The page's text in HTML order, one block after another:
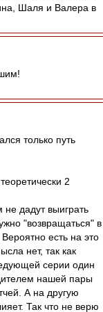
Шаля и Валера в
только путь
2
дадут выиграть
"возвращаться" в
есть на это
нет, так как
серии один
нашей пары
А на другую
Так что не верю